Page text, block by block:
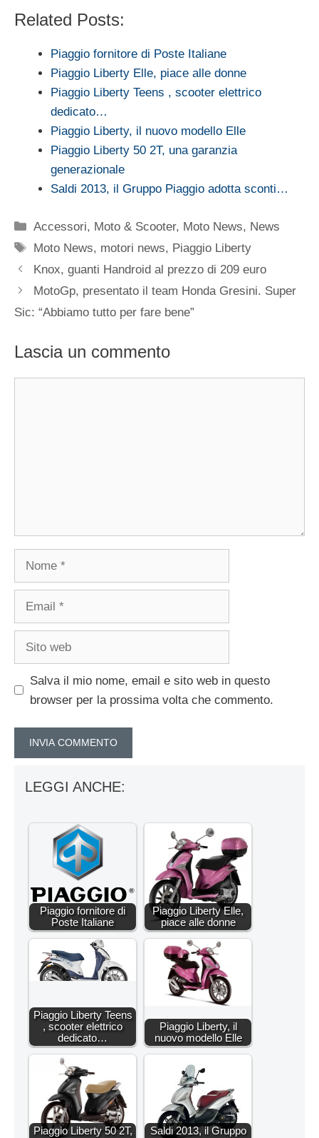
Related Posts:
Piaggio fornitore di Poste Italiane
Piaggio Liberty Elle, piace alle donne
Piaggio Liberty Teens , scooter elettrico
dedicato…
Piaggio Liberty, il nuovo modello Elle
Piaggio Liberty 50 2T, una garanzia
generazionale
Saldi 2013, il Gruppo Piaggio adotta sconti…
Categorie
Accessori, Moto & Scooter, Moto News, News
Tag
Moto News, motori news, Piaggio Liberty
Knox, guanti Handroid al prezzo di 209 euro
MotoGp, presentato il team Honda Gresini. Super
Sic: “Abbiamo tutto per fare bene”
Lascia un commento
Salva il mio nome, email e sito web in questo
browser per la prossima volta che commento.
LEGGI ANCHE:
Piaggio fornitore di
Poste Italiane
Piaggio Liberty Elle,
piace alle donne
Piaggio Liberty Teens
, scooter elettrico
dedicato…
Piaggio Liberty, il
nuovo modello Elle
Piaggio Liberty 50 2T,
Saldi 2013, il Gruppo